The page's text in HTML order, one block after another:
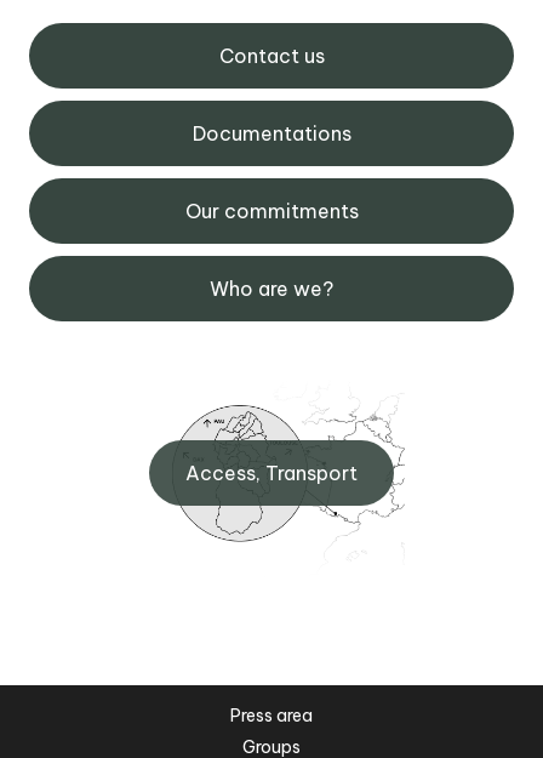
Contact us
Documentations
Our commitments
Who are we?
Access, Transport
Press area
Groups